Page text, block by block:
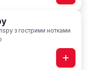
з гострими нотками